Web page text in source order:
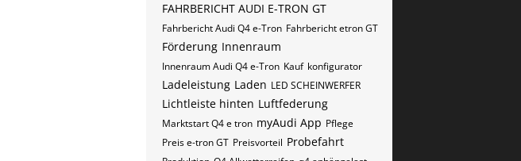
FAHRBERICHT AUDI E-TRON GT
Fahrbericht Audi Q4 e-Tron Fahrbericht etron GT
Förderung Innenraum
Innenraum Audi Q4 e-Tron Kauf konfigurator
Ladeleistung Laden LED SCHEINWERFER
Lichtleiste hinten Luftfederung
Marktstart Q4 e tron myAudi App Pflege
Preis e-tron GT Preisvorteil Probefahrt